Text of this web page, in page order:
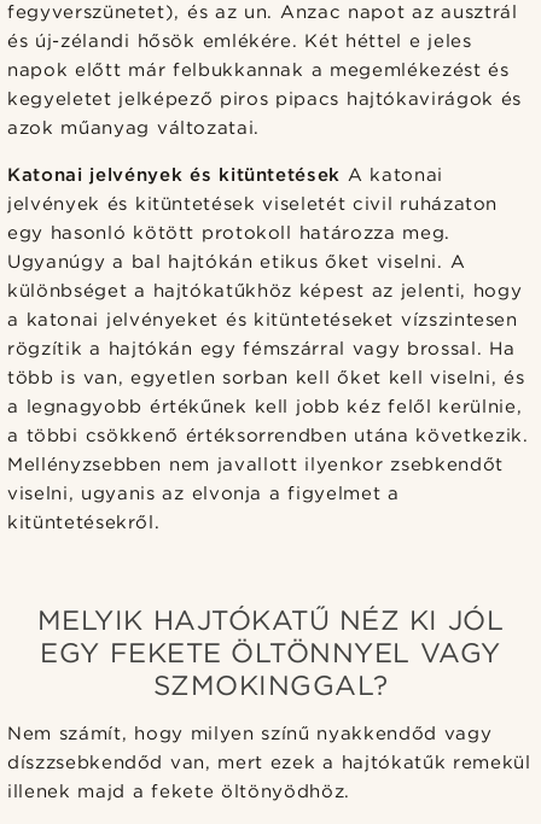
fegyverszünetet), és az un. Anzac napot az ausztrál
és új-zélandi hősök emlékére. Két héttel e jeles
napok előtt már felbukkannak a megemlékezést és
kegyeletet jelképező piros pipacs hajtókavirágok és
azok műanyag változatai.
Katonai jelvények és kitüntetések A katonai
jelvények és kitüntetések viseletét civil ruházaton
egy hasonló kötött protokoll határozza meg.
Ugyanúgy a bal hajtókán etikus őket viselni. A
különbséget a hajtókatűkhöz képest az jelenti, hogy
a katonai jelvényeket és kitüntetéseket vízszintesen
rögzítik a hajtókán egy fémszárral vagy brossal. Ha
több is van, egyetlen sorban kell őket kell viselni, és
a legnagyobb értékűnek kell jobb kéz felől kerülnie,
a többi csökkenő értéksorrendben utána következik.
Mellényzsebben nem javallott ilyenkor zsebkendőt
viselni, ugyanis az elvonja a figyelmet a
kitüntetésekről.
MELYIK HAJTÓKATŰ NÉZ KI JÓL
EGY FEKETE ÖLTÖNNYEL VAGY
SZMOKINGGAL?
Nem számít, hogy milyen színű nyakkendőd vagy
díszzsebkendőd van, mert ezek a hajtókatűk remekül
illenek majd a fekete öltönyödhöz.